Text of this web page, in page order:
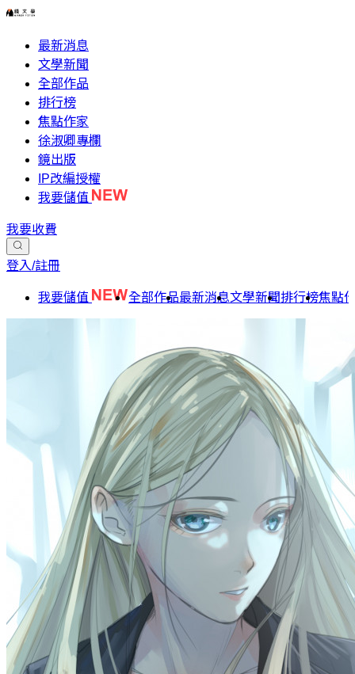
最新消息
文學新聞
全部作品
排行榜
焦點作家
徐淑卿專欄
鏡出版
IP改編授權
我要儲值
我要收費
登入/註冊
我要儲值 全部作品最新消息文學新聞排行榜焦點